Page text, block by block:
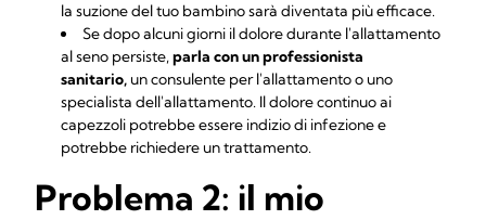
la suzione del tuo bambino sarà diventata più efficace.
Se dopo alcuni giorni il dolore durante l'allattamento
al seno persiste,parla con un professionista
sanitario, un consulente per l'allattamento o uno
specialista dell'allattamento. Il dolore continuo ai
capezzoli potrebbe essere indizio di infezione e
potrebbe richiedere un trattamento.
Problema 2: il mio